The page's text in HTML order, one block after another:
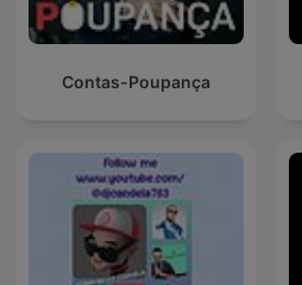
Contas-Poupança